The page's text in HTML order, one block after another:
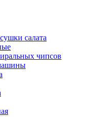
салата
чипсов